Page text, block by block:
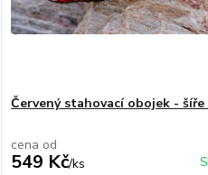
Červený stahovací obojek - šíře
cena od
549 Kč/ks